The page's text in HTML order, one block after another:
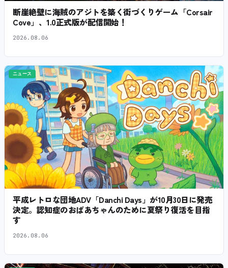
断崖絶壁に海賊のアジトを築く街づくりゲーム「Corsair
Cove」、1.0正式版が配信開始！
2026.08.06
ニュース
平成レトロな団地ADV「Danchi Days」が10月30日に発売
決定。認知症のおばあちゃんのために夏祭り復活を目指
す
2026.08.06